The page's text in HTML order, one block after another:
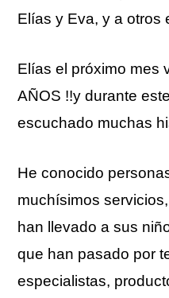
Elías y Eva, y a otros
Elías el próximo mes
AÑOS !!y durante
escuchado muchas
He conocido
muchísimos
han llevado a sus
que han pasado por
especialistas,